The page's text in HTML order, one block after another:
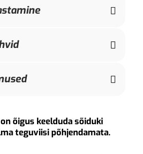
õigus keelduda sõiduki
teguviisi põhjendamata.